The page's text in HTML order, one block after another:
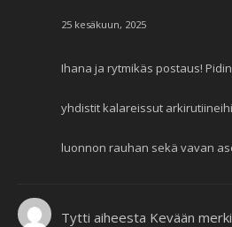
25 kesäkuun, 2025
Ihana ja rytmikäs postaus!
yhdistit kalareissut
luonnon rauhan sekä vavan
Tytti aiheesta Kevään